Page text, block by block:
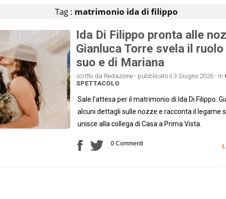
Tag : matrimonio ida di filippo
Ida Di Filippo pronta alle
Gianluca Torre svela il
suo e di Mariana
scritto da Redazione - pubblicato il 3 Giugno 2026 - in
SPETTACOLO
Sale l’attesa per il matrimonio di Ida Di Filippo.
alcuni dettagli sulle nozze e racconta il legame
unisce alla collega di Casa a Prima Vista.
0 Commenti